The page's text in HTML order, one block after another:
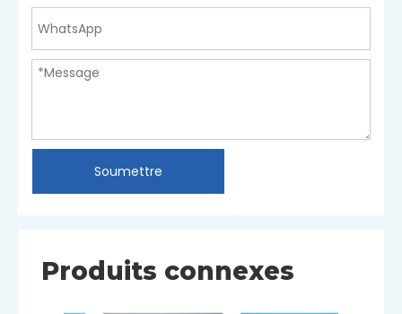
Soumettre
Produits connexes